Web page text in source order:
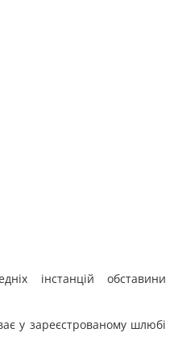
інстанцій обставини
у зареєстрованому шлюбі